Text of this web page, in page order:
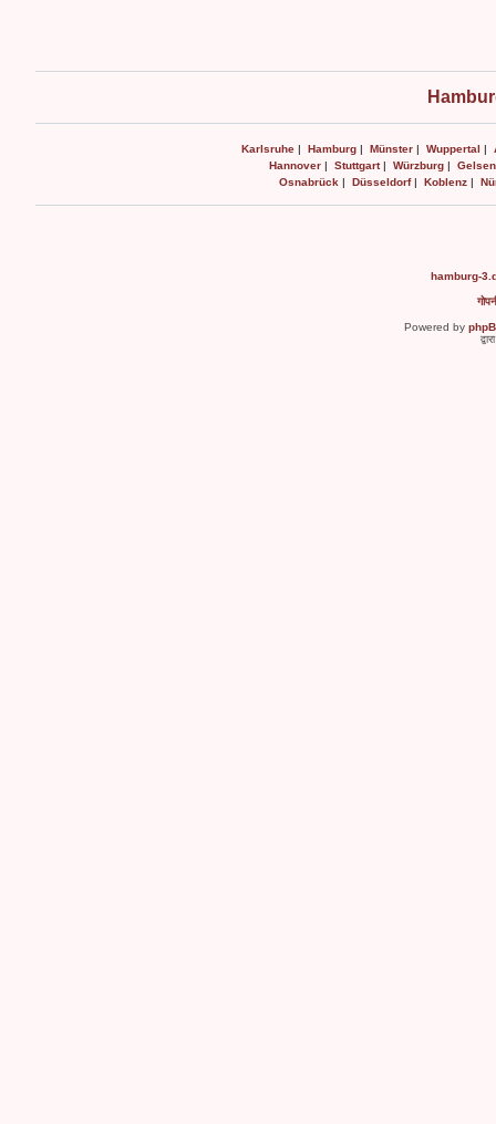
Karlsruhe | Hamburg | Münster | Wuppertal |
Hannover| Stuttgart| Würzburg|
Osnabrück | Düsseldorf| Koblenz|
hamburg-
Powered by